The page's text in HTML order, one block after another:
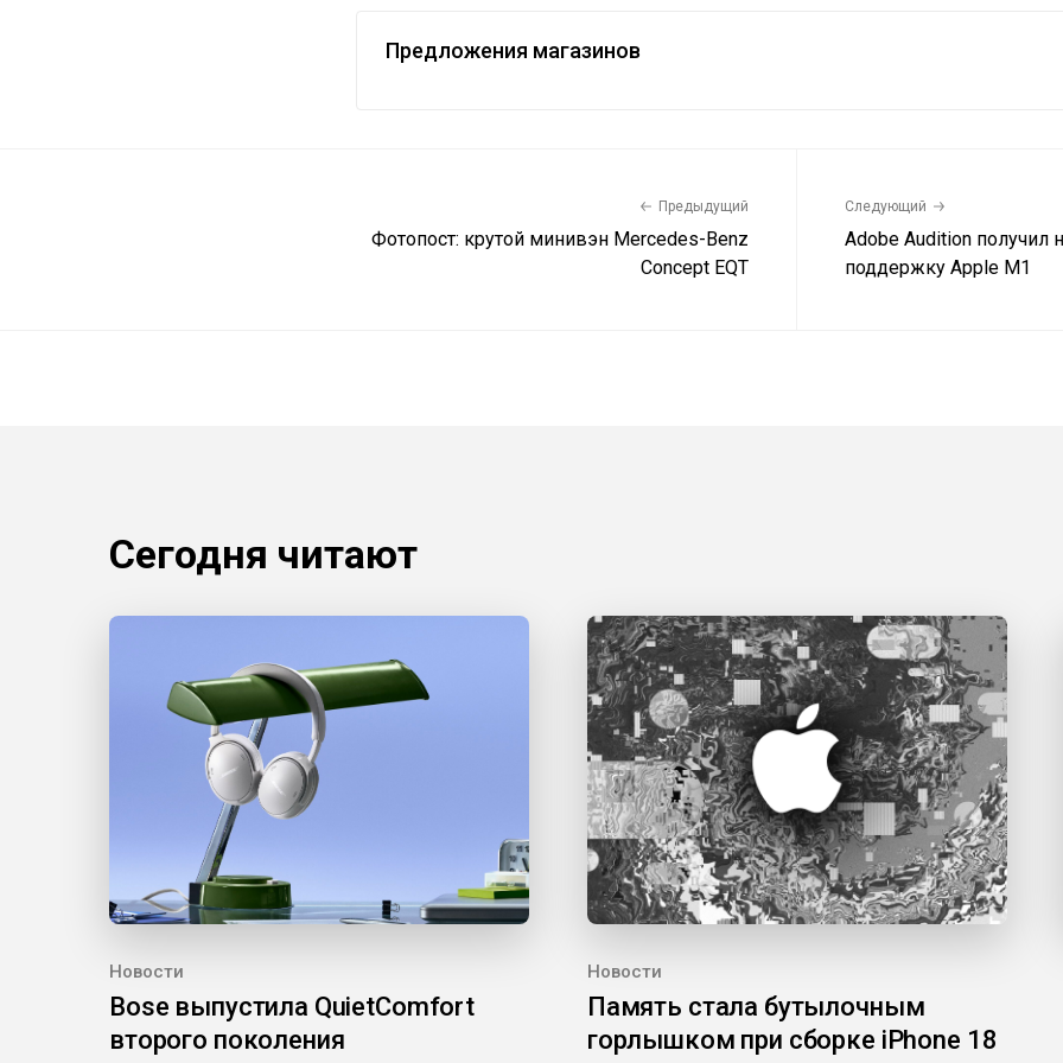
Предложения магазинов
Предыдущий
Фотопост: крутой минивэн Mercedes-Benz
Concept EQT
Следующий
Adobe Audition получил
поддержку Apple M1
Сегодня читают
Новости
Bose выпустила QuietComfort
второго поколения
Новости
Память стала бутылочным
горлышком при сборке iPhone 18